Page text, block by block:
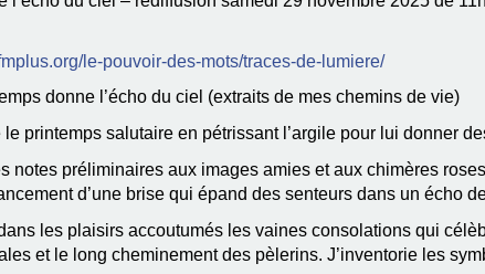
le-pouvoir-des-mots/traces-de-lumiere/
donne l’écho du ciel (extraits de mes chemins de vie)
le printemps salutaire en pétrissant l’argile pour lui donner
notes préliminaires aux images amies et aux chimères roses
d’une brise qui épand des senteurs dans un écho
les plaisirs accoutumés les vaines consolations qui
et le long cheminement des pèlerins. J’inventorie les